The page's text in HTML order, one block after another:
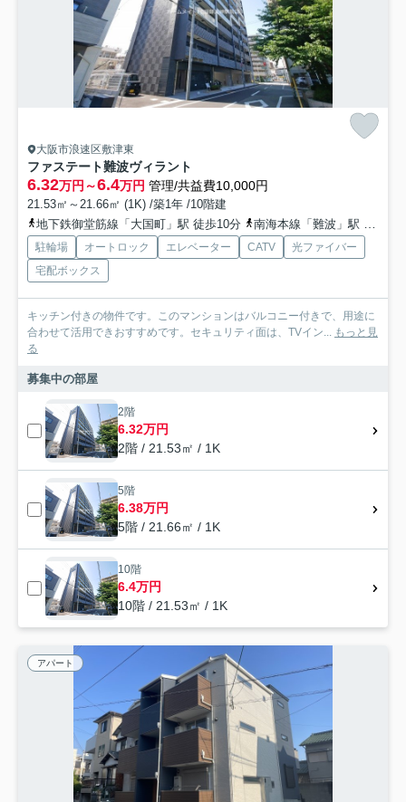
大阪市浪速区敷津東
ファステート難波ヴィラント
6.32万円～6.4万円 管理/共益費10,000円
21.53㎡～21.66㎡ (1K) /築1年 /10階建
地下鉄御堂筋線「大国町」駅 徒歩10分
南海本線「難波」駅 徒歩10分
駐輪場 オートロック エレベーター CATV
光ファイバー
宅配ボックス
キッチン付きの物件です。このマンションはバルコニー付きで、用途に
合わせて活用できおすすめです。セキュリティ面は、TVイン... もっと見
る
募集中の部屋
2階
6.32万円
2階 / 21.53㎡ / 1K
5階
6.38万円
5階 / 21.66㎡ / 1K
10階
6.4万円
10階 / 21.53㎡ / 1K
アパート